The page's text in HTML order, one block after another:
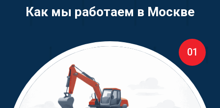
Как мы работаем в Москве
01